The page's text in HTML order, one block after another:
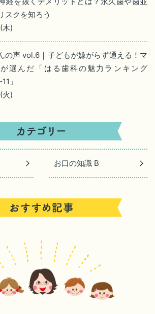
スクを知ろう
木)
の声 vol.6｜子どもが嫌がらず通える！マ
選んだ「はる歯科の魅力ランキング
」
火)
お口の知識 B